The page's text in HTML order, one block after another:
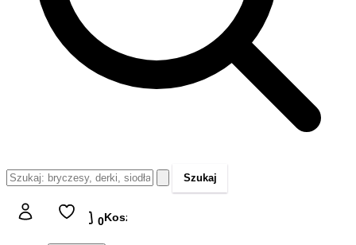
Szukaj
Koszyk 0Koszyk